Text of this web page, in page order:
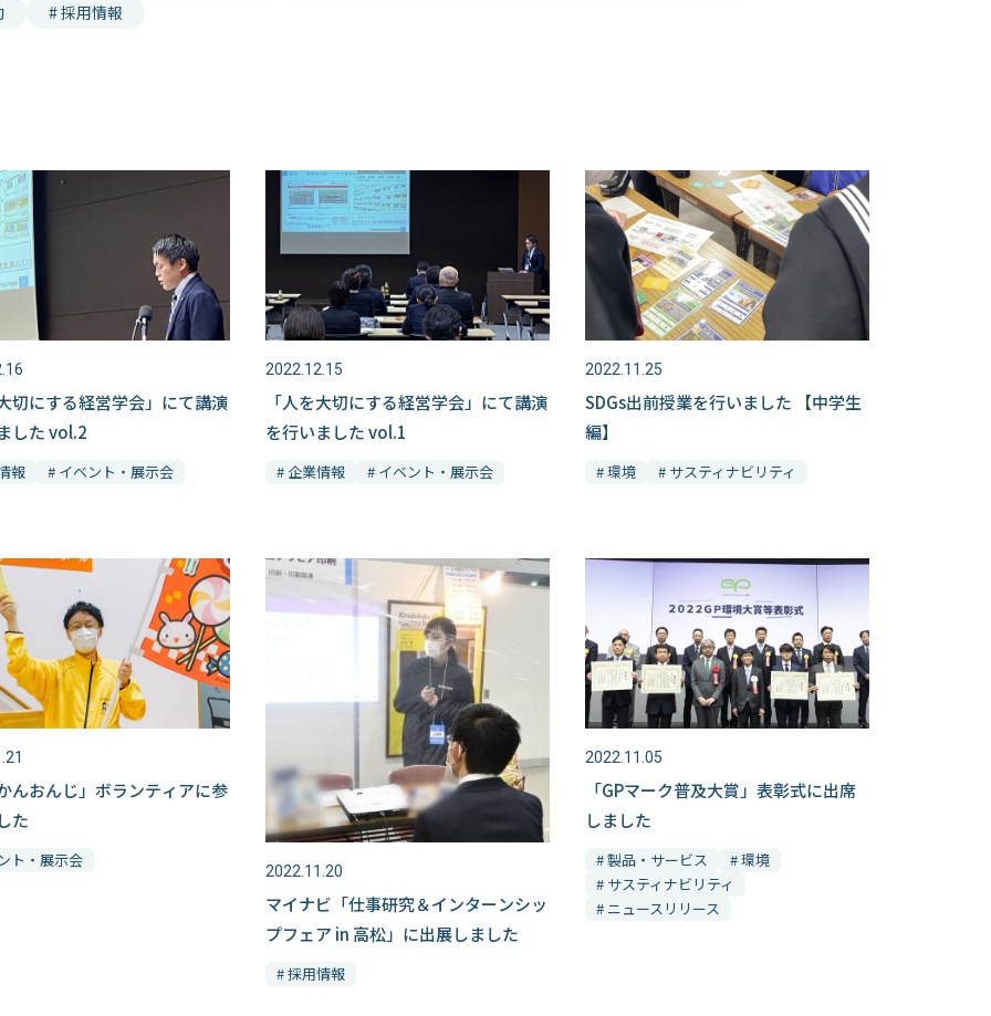
# 採用情報
切にする経営学会」にて講演
した vol.2
報 # イベント・展示会
2022.12.15
「人を大切にする経営学会」にて講演
を行いました vol.1
# 企業情報 # イベント・展示会
2022.11.25
SDGs出前授業を行いました 【中学生
編】
# 環境 # サスティナビリティ
んおんじ」ボランティアに参
た
ト・展示会
2022.11.20
マイナビ「仕事研究＆インターンシッ
プフェア in 高松」に出展しました
# 採用情報
2022.11.05
「GPマーク普及大賞」表彰式に出席
しました
# 製品・サービス
# 環境
# サスティナビリティ
# ニュースリリース